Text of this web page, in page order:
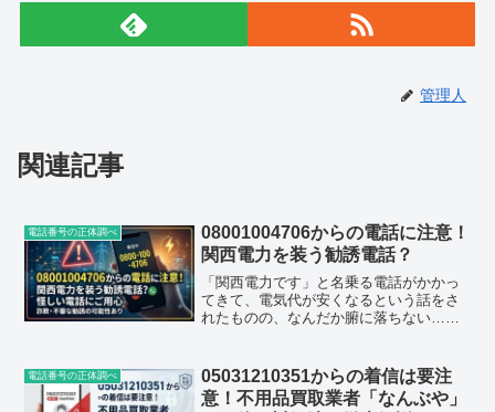
管理人
関連記事
電話番号の正体調べ
08001004706からの電話に注意！
関西電力を装う勧誘電話？
「関西電力です」と名乗る電話がかかっ
てきて、電気代が安くなるという話をさ
れたものの、なんだか腑に落ちない…そ
4706（08001004706）というフリーダイ
ヤル番号で、こ...
電話番号の正体調べ
05031210351からの着信は要注
意！不用品買取業者「なんぶや」